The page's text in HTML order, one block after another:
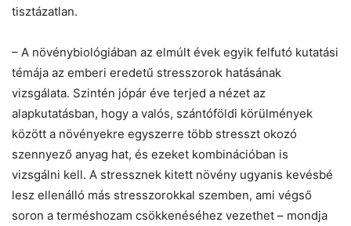
tisztázatlan.
– A növénybiológiában az elmúlt évek egyik felfutó kutatási
témája az emberi eredetű stresszorok hatásának
vizsgálata. Szintén jópár éve terjed a nézet az
alapkutatásban, hogy a valós, szántóföldi körülmények
között a növényekre egyszerre több stresszt okozó
szennyező anyag hat, és ezeket kombinációban is
vizsgálni kell. A stressznek kitett növény ugyanis kevésbé
lesz ellenálló más stresszorokkal szemben, ami végső
soron a terméshozam csökkenéséhez vezethet – mondja